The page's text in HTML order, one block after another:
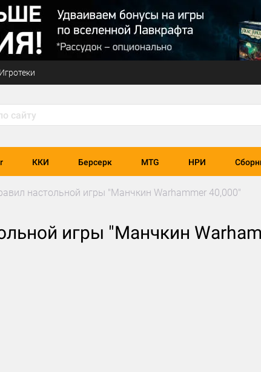
Игротеки
ККИ Берсерк MTG НРИ
настольной игры "Манчкин Warhammer 40,000"
игры "Манчкин